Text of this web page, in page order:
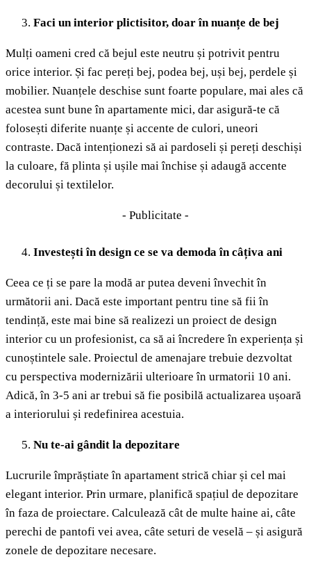
Faci un interior plictisitor, doar în nuanțe de bej
Mulți oameni cred că bejul este neutru și potrivit pentru
orice interior. Și fac pereți bej, podea bej, uși bej, perdele și
mobilier. Nuanțele deschise sunt foarte populare, mai ales că
acestea sunt bune în apartamente mici, dar asigură-te că
folosești diferite nuanțe și accente de culori, uneori
contraste. Dacă intenționezi să ai pardoseli și pereți deschiși
la culoare, fă plinta și ușile mai închise și adaugă accente
decorului și textilelor.
- Publicitate -
Investești în design ce se va demoda în câțiva ani
Ceea ce ți se pare la modă ar putea deveni învechit în
următorii ani. Dacă este important pentru tine să fii în
tendință, este mai bine să realizezi un proiect de design
interior cu un profesionist, ca să ai încredere în experiența și
cunoștintele sale. Proiectul de amenajare trebuie dezvoltat
cu perspectiva modernizării ulterioare în urmatorii 10 ani.
Adică, în 3-5 ani ar trebui să fie posibilă actualizarea ușoară
a interiorului și redefinirea acestuia.
Nu te-ai gândit la depozitare
Lucrurile împrăștiate în apartament strică chiar și cel mai
elegant interior. Prin urmare, planifică spațiul de depozitare
în faza de proiectare. Calculează cât de multe haine ai, câte
perechi de pantofi vei avea, câte seturi de veselă – și asigură
zonele de depozitare necesare.